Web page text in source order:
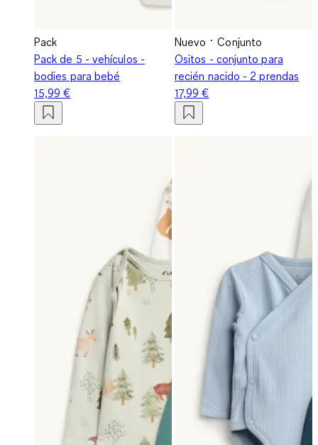
Pack
Pack de 5 - vehículos -
bodies para bebé
15,99 €
Nuevo
Conjunto
Ositos - conjunto para
recién nacido - 2 prendas
17,99 €